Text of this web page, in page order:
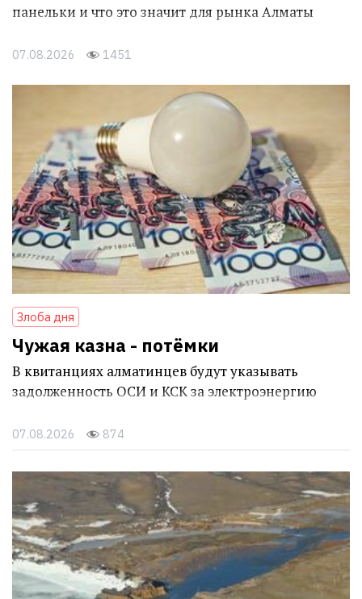
панельки и что это значит для рынка Алматы
07.08.2026 1451
Злоба дня
Чужая казна - потёмки
В квитанциях алматинцев будут указывать
задолженность ОСИ и КСК за электроэнергию
07.08.2026 874